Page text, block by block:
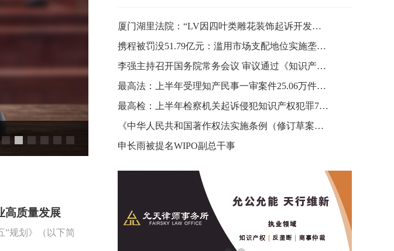
高质量发展
”规划》（以下简
厦门湖里法院：“LV因四叶类雕花装饰起诉开发商”不属实
携程被罚没51.79亿元：滥用市场支配地位实施垄断行为
李强主持召开国务院常务会议 审议通过《知识产权保护和运用“十五五”规划》等
最高法：上半年受理知产民事一审案件25.06万件，同比下降18.41%
最高检：上半年检察机关起诉侵犯知识产权犯罪7500人
《中华人民共和国著作权法实施条例（修订草案征求意见稿）》公开征求意见
申长雨被提名WIPO副总干事